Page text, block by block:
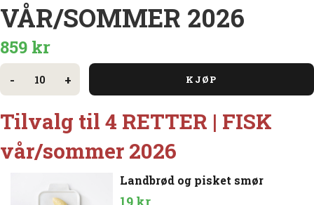
VÅR/SOMMER 2026
859 kr
-
4
RETTER
FISK
2026
antall
+ KJØP
Tilvalg til 4 RETTER | FISK
vår/sommer 2026
Landbrød og pisket smør
19 kr